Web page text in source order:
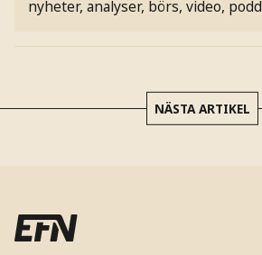
nyheter, analyser, börs, video, podd
NÄSTA ARTIKEL